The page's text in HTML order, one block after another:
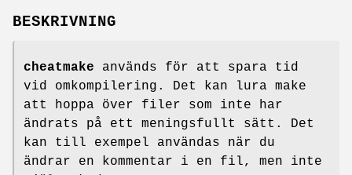
BESKRIVNING
cheatmake används för att spara tid
vid omkompilering. Det kan lura make
att hoppa över filer som inte har
ändrats på ett meningsfullt sätt. Det
kan till exempel användas när du
ändrar en kommentar i en fil, men inte